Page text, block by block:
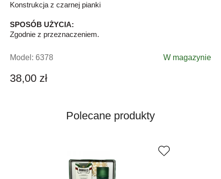
W magazynie
Model: 6378
38,00 zł
Konstrukcja z czarnej pianki
SPOSÓB UŻYCIA:
Zgodnie z przeznaczeniem.
Polecane produkty